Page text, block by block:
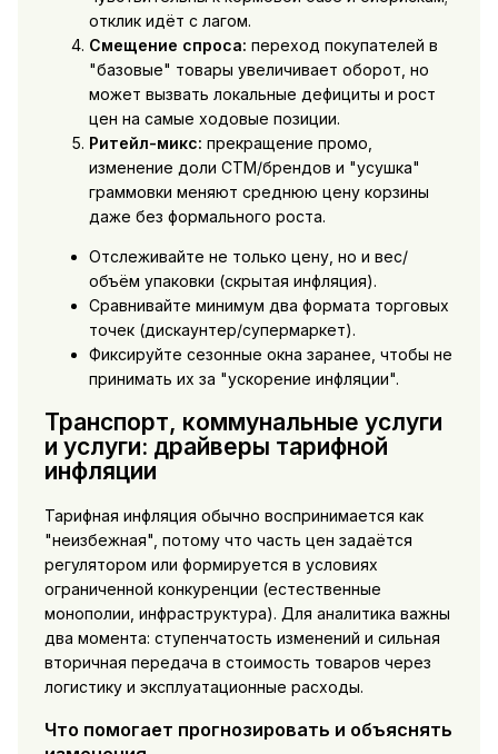
отклик идёт с лагом.
Смещение спроса: переход покупателей в
"базовые" товары увеличивает оборот, но
может вызвать локальные дефициты и рост
цен на самые ходовые позиции.
Ритейл-микс: прекращение промо,
изменение доли СТМ/брендов и "усушка"
граммовки меняют среднюю цену корзины
даже без формального роста.
Отслеживайте не только цену, но и вес/
объём упаковки (скрытая инфляция).
Сравнивайте минимум два формата торговых
точек (дискаунтер/супермаркет).
Фиксируйте сезонные окна заранее, чтобы не
принимать их за "ускорение инфляции".
Транспорт, коммунальные услуги
и услуги: драйверы тарифной
инфляции
Тарифная инфляция обычно воспринимается как
"неизбежная", потому что часть цен задаётся
регулятором или формируется в условиях
ограниченной конкуренции (естественные
монополии, инфраструктура). Для аналитика важны
два момента: ступенчатость изменений и сильная
вторичная передача в стоимость товаров через
логистику и эксплуатационные расходы.
Что помогает прогнозировать и объяснять